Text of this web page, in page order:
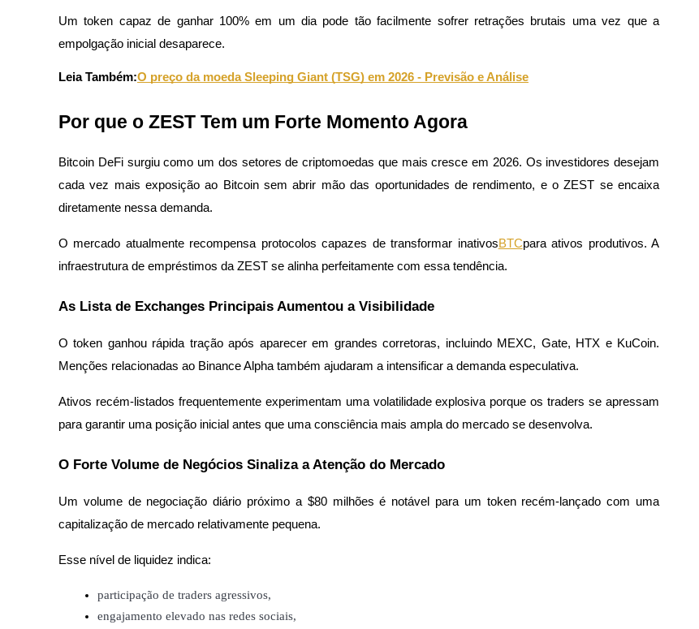
Launchpool
Investimentos exclusivos para titulares de BTR
Empréstimos
Um token capaz de ganhar 100% em um dia pode tão facilmente sofrer retrações brutais uma vez que a
empolgação inicial desaparece.
Leia Também:O preço da moeda Sleeping Giant (TSG) em 2026 - Previsão e Análise
Por que o ZEST Tem um Forte Momento Agora
Bitcoin DeFi surgiu como um dos setores de criptomoedas que mais cresce em 2026. Os investidores desejam
cada vez mais exposição ao Bitcoin sem abrir mão das oportunidades de rendimento, e o ZEST se encaixa
diretamente nessa demanda.
O mercado atualmente recompensa protocolos capazes de transformar inativosBTCpara ativos produtivos. A
infraestrutura de empréstimos da ZEST se alinha perfeitamente com essa tendência.
As Lista de Exchanges Principais Aumentou a Visibilidade
O token ganhou rápida tração após aparecer em grandes corretoras, incluindo MEXC, Gate, HTX e KuCoin.
Menções relacionadas ao Binance Alpha também ajudaram a intensificar a demanda especulativa.
Ativos recém-listados frequentemente experimentam uma volatilidade explosiva porque os traders se apressam
para garantir uma posição inicial antes que uma consciência mais ampla do mercado se desenvolva.
O Forte Volume de Negócios Sinaliza a Atenção do Mercado
Um volume de negociação diário próximo a $80 milhões é notável para um token recém-lançado com uma
capitalização de mercado relativamente pequena.
Esse nível de liquidez indica:
participação de traders agressivos,
engajamento elevado nas redes sociais,